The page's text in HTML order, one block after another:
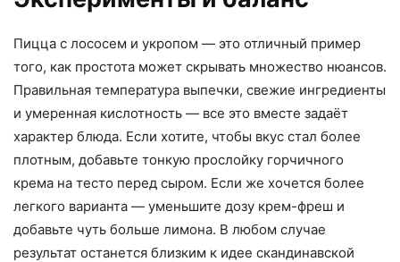
Пицца с лососем и укропом — это отличный пример
того, как простота может скрывать множество нюансов.
Правильная температура выпечки, свежие ингредиенты
и умеренная кислотность — все это вместе задаёт
характер блюда. Если хотите, чтобы вкус стал более
плотным, добавьте тонкую прослойку горчичного
крема на тесто перед сыром. Если же хочется более
легкого варианта — уменьшите дозу крем-фреш и
добавьте чуть больше лимона. В любом случае
результат останется близким к идее скандинавской